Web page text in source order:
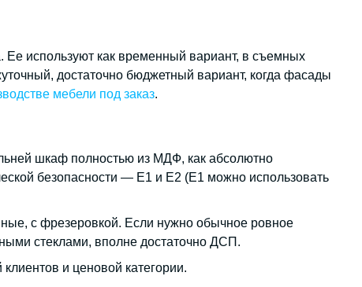
Ее используют как временный вариант, в съемных
достаточно бюджетный вариант, когда фасады
мебели под заказ.
шкаф полностью из МДФ, как абсолютно
безопасности — Е1 и Е2 (Е1 можно использовать
с фрезеровкой. Если нужно обычное ровное
стеклами, вполне достаточно ДСП.
и ценовой категории.